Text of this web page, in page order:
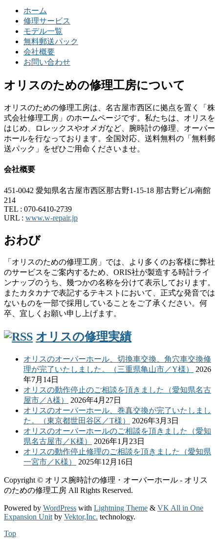
ホーム
修理サービス
モデル一覧
無料郵送パック
会社概要
お問い合わせ
オリスのための修理工房について
オリスのための修理工房は、名古屋市西区に拠点を置く「株
式会社修理工房」のホームページです。私たちは、オリスを
はじめ、ロレックスやオメガなど、腕時計の修理、オーバー
ホールを行なっております。全国対応、送料無料の「無料郵
送パック」をぜひご用命くださいませ。
会社概要
451-0042 愛知県名古屋市西区那古野1-15-18 那古野ビル南館
214
TEL : 070-6410-2739
URL : www.w-repair.jp
おわび
「オリスのための修理工房」では、より多くのお客様に弊社
のサービスをご案内するため、ORIS社が製造する時計ライ
ンナップのうち、幾つかの名称を分けて表示しております。
またカタカナで表記するテキストにおいて、正式な発音では
ないものを一部で採用していることをご了承ください。何
卒、宜しくお願い申し上げます。
オリスの修理実績
オリスのオーバーホール、切換車交換、角穴車交換修
理が完了いたしました。（三重県亀山市／Y様）
2026
年7月14日
オリスの動作停止のご相談を頂きました（愛知県名古
屋市／A様）
2026年4月27日
オリスのオーバーホール、巻真交換が完了いたしまし
た。（東京都世田谷区／T様）
2026年3月3日
オリスのオーバーホールのご相談を頂きました（愛知
県名古屋市／K様）
2026年1月23日
オリスの動作停止修理のご相談を頂きました（愛知県
一宮市／K様）
2025年12月16日
Copyright © オリス腕時計の修理・オーバーホール - オリス
のための修理工房 All Rights Reserved.
Powered by WordPress with Lightning Theme & VK All in One
Expansion Unit by Vektor,Inc. technology.
Top